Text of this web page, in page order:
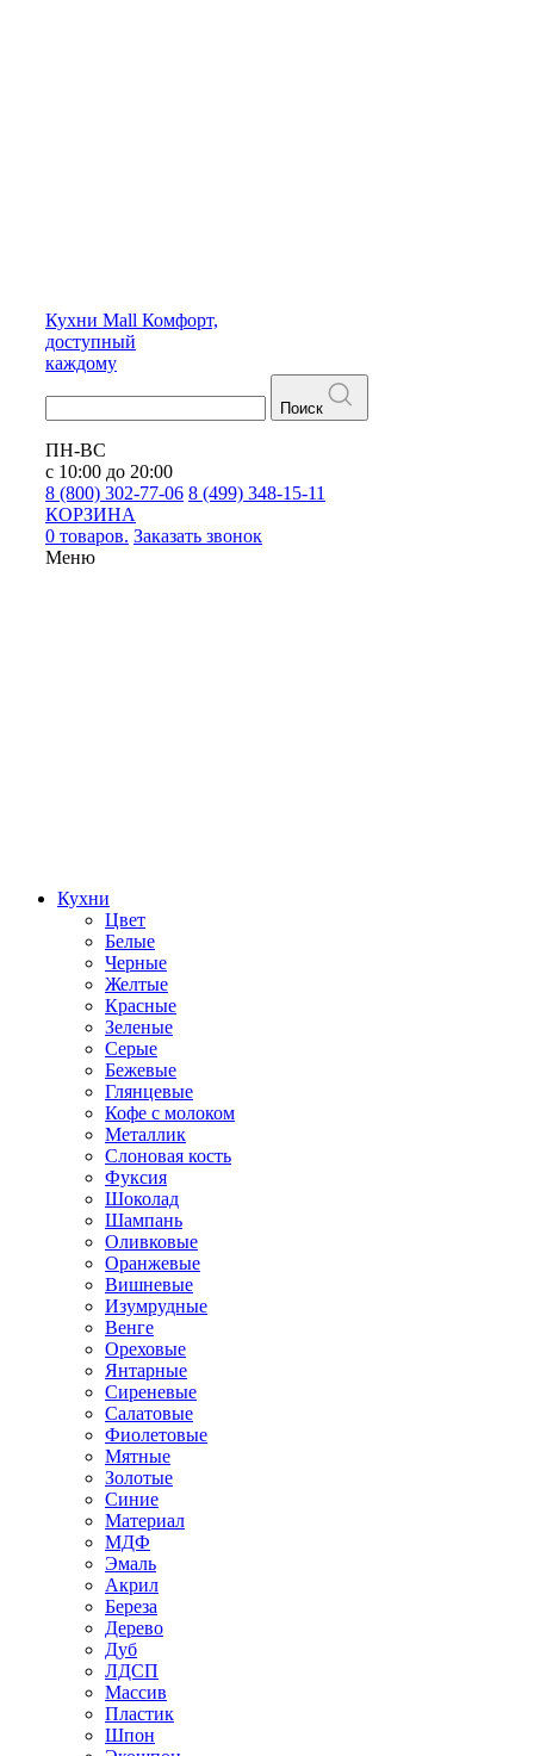
Кухни Mall Комфорт,
доступный
каждому
Поиск
ПН-ВС
с 10:00 до 20:00
8 (800) 302-77-06 8 (499) 348-15-11
КОРЗИНА
0 товаров. Заказать звонок
Меню
Кухни
Цвет
Белые
Черные
Желтые
Красные
Зеленые
Серые
Бежевые
Глянцевые
Кофе с молоком
Металлик
Слоновая кость
Фуксия
Шоколад
Шампань
Оливковые
Оранжевые
Вишневые
Изумрудные
Венге
Ореховые
Янтарные
Сиреневые
Салатовые
Фиолетовые
Мятные
Золотые
Синие
Материал
МДФ
Эмаль
Акрил
Береза
Дерево
Дуб
ЛДСП
Массив
Пластик
Шпон